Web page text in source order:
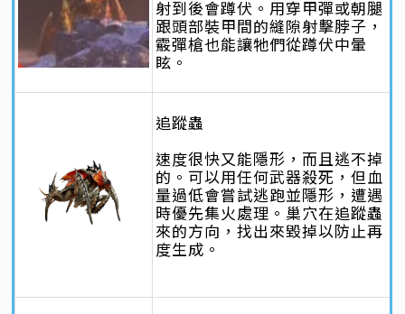
射到後會蹲伏。用穿甲彈或朝腿
跟頭部裝甲間的縫隙射擊脖子，
霰彈槍也能讓牠們從蹲伏中暈
眩。
追蹤蟲
速度很快又能隱形，而且逃不掉
的。可以用任何武器殺死，但血
量過低會嘗試逃跑並隱形，遭遇
時優先集火處理。巢穴在追蹤蟲
來的方向，找出來毀掉以防止再
度生成。